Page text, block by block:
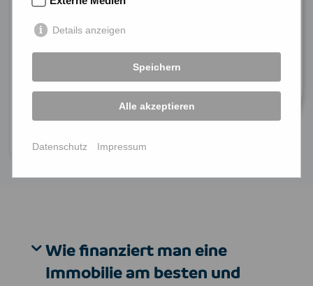
dafür, dass Ihre Finanzierung nicht nur gut und
günstig ist, sondern allen Anforderungen
Rechnung trägt. Mit maßgeschneiderten
die Ihnen Zugang zu exklusiven Konditionen zu
verschaffen, die Sie sonst vielleicht nicht
erhalten würden.
Wie finanziert man eine
Immobilie am besten und
Details anzeigen
Speichern
Alle akzeptieren
Datenschutz Impressum